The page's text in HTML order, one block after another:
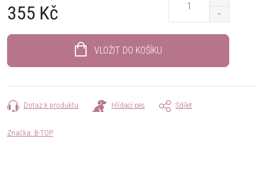
355 Kč
VLOŽIT DO KOŠÍKU
Dotaz k produktu Hlídací pes Sdílet
Značka: B-TOP